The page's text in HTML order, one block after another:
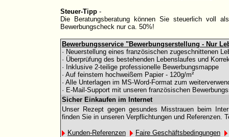
Steuer-Tipp -
Die Beratungsberatung können Sie steuerlich voll
Bewerbungscheck nur ca. 50%!
Bewerbungsservice "Bewerbungserstellung - Nur
· Neuerstellung eines französischen zugeschnittenen
· Überprüfung des bestehenden Lebenslaufes und
· Inklusive 2-teilige professionelle Bewerbungsmappe
· Auf feinstem hochweißem Papier - 120g/m²
· Alle Unterlagen im MS-Word-Format zum
· E-Mail-Support mit unseren französischen
Sicher Einkaufen im Internet
Unser Rezept gegen gesundes Misstrauen beim
finden Sie in unseren Verpflichtungen und Referenzen.
Kunden-Referenzen Faire Geschäftsbedingungen